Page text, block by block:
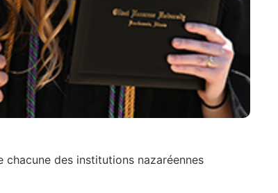
des institutions nazaréennes